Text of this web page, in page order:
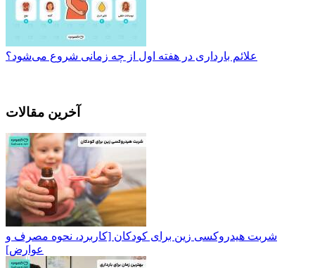
علائم بارداری در هفته اول از چه زمانی شروع می‌شود؟
آخرین مقالات
شربت هیدروکسی زین برای کودکان [کاربرد، نحوه مصرف و
عوارض]